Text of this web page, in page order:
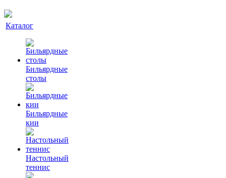
Каталог
Бильярдные
столы
Бильярдные
кии
Настольный
теннис